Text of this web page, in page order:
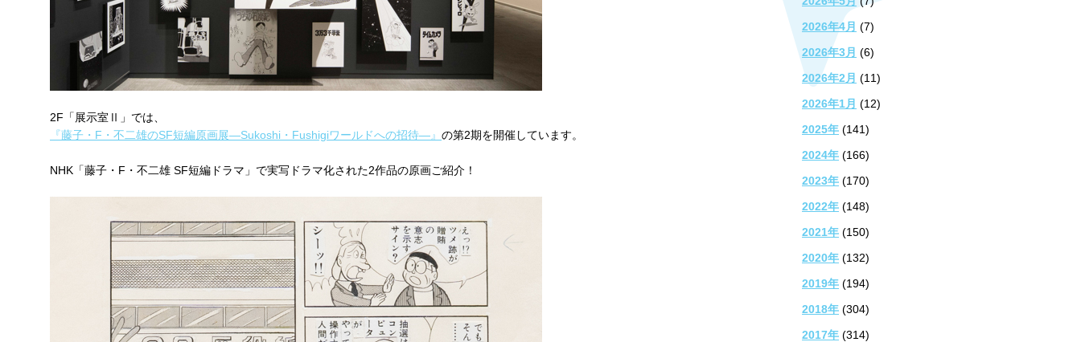
2F「展示室Ⅱ」では、
『藤子・F・不二雄のSF短編原画展―Sukoshi・Fushigiワールドへの招待―』 の第2期を開催しています。
NHK「藤子・F・不二雄 SF短編ドラマ」で実写ドラマ化された2作品の原画ご紹介！
2026年4月 (7)
2026年3月 (6)
2026年2月 (11)
2026年1月 (12)
2025年 (141)
2024年 (166)
2023年 (170)
2022年 (148)
2021年 (150)
2020年 (132)
2019年 (194)
2018年 (304)
2017年 (314)